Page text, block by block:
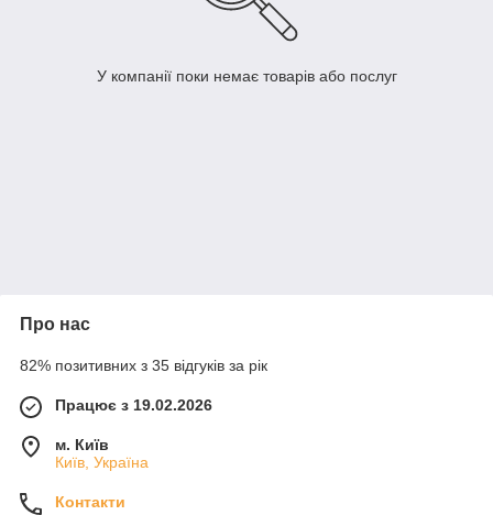
У компанії поки немає товарів або послуг
Про нас
82% позитивних з 35 відгуків за рік
Працює з 19.02.2026
м. Київ
Київ, Україна
Контакти